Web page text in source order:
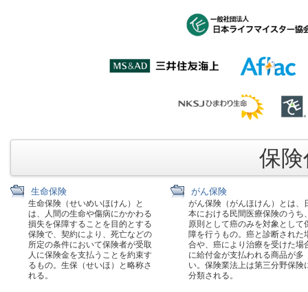
保
生命保険
生命保険（せいめいほけん）と
は、人間の生命や傷病にかかわる
損失を保障することを目的とする
保険で、契約により、死亡などの
所定の条件において保険者が受取
人に保険金を支払うことを約束す
るもの。生保（せいほ）と略称さ
れる。
がん保険
がん保険（がんほけん）とは、
本における民間医療保険のうち
原則として癌のみを対象として
障を行うもの。癌と診断された
合や、癌により治療を受けた場
に給付金が支払われる商品が多
い。保険業法上は第三分野保険
分類される。